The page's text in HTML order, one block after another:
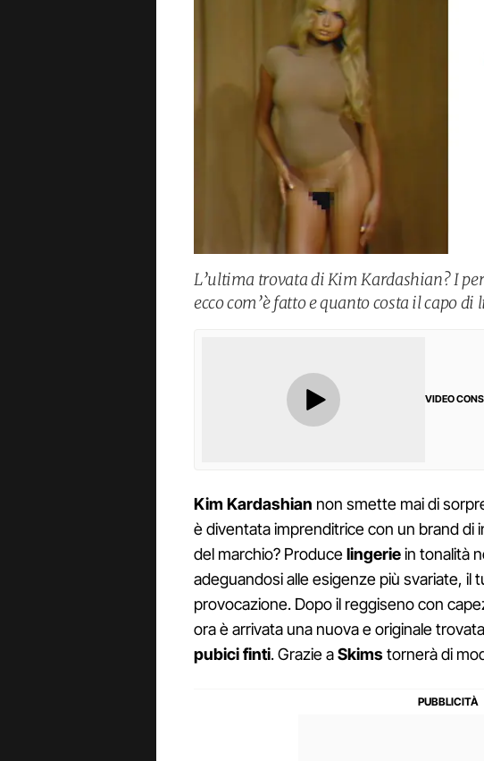
L’ultima trovata di Kim Kardashian? I
ecco com’è fatto e quanto costa il capo
VIDEO
Kim Kardashian non smette mai di
è diventata imprenditrice con un brand
del marchio? Producelingeriein tonalità
adeguandosi alle esigenze più svariate, il
provocazione. Dopo il reggiseno con
ora è arrivata una nuova e originale
pubici finti. Grazie aSkimstornerà di